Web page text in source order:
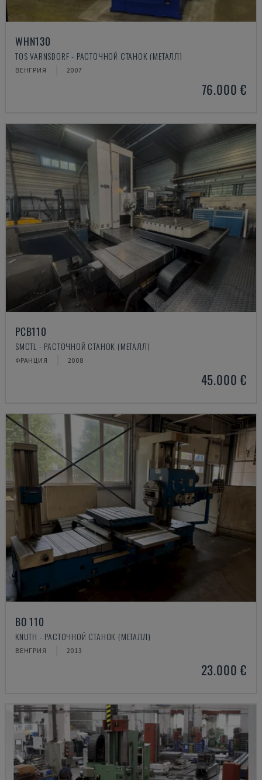
WHN130
TOS VARNSDORF - РАСТОЧНОЙ СТАНОК (МЕТАЛЛ)
ВЕНГРИЯ 2007
76.000 €
PCB110
SMCTL - РАСТОЧНОЙ СТАНОК (МЕТАЛЛ)
ФРАНЦИЯ 2008
45.000 €
BO 110
KNUTH - РАСТОЧНОЙ СТАНОК (МЕТАЛЛ)
ВЕНГРИЯ 2013
23.000 €